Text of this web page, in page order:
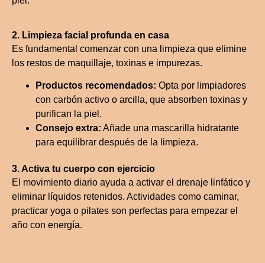
2. Limpieza facial profunda en casa
Es fundamental comenzar con una limpieza que elimine
los restos de maquillaje, toxinas e impurezas.
Productos recomendados: Opta por limpiadores
con carbón activo o arcilla, que absorben toxinas y
purifican la piel.
Consejo extra: Añade una mascarilla hidratante
para equilibrar después de la limpieza.
3. Activa tu cuerpo con ejercicio
El movimiento diario ayuda a activar el drenaje linfático y
eliminar líquidos retenidos. Actividades como caminar,
practicar yoga o pilates son perfectas para empezar el
año con energía.